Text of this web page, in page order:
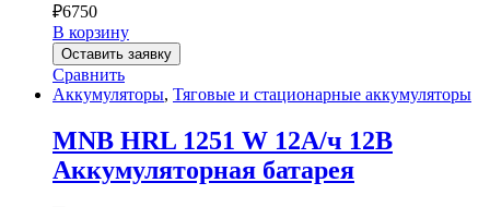
₽6750
В корзину
Оставить заявку
Сравнить
Аккумуляторы, Тяговые и стационарные аккумуляторы
MNB HRL 1251 W 12А/ч 12В
Аккумуляторная батарея